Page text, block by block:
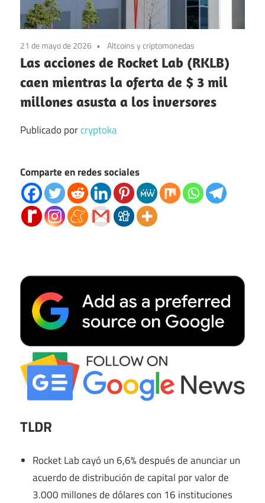
21 de mayo de 2026 Altcoins y criptomonedas
Las acciones de Rocket Lab (RKLB)
caen mientras la oferta de $ 3 mil
millones asusta a los inversores
Publicado porcryptoka
Comparte en redes sociales
TLDR
Rocket Lab cayó un 6,6% después de anunciar un
acuerdo de distribución de capital por valor de
3.000 millones de dólares con 16 instituciones